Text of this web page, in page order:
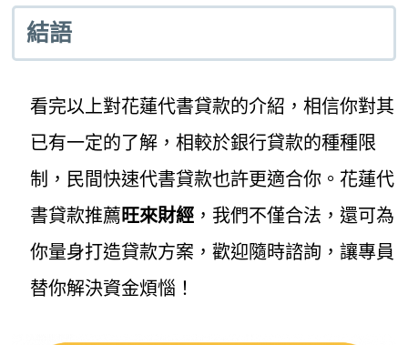
結語
看完以上對花蓮代書貸款的介紹，相信你對其
已有一定的了解，相較於銀行貸款的種種限
制，民間快速代書貸款也許更適合你。花蓮代
書貸款推薦旺來財經 ，我們不僅合法，還可為
你量身打造貸款方案，歡迎隨時諮詢，讓專員
替你解決資金煩惱！